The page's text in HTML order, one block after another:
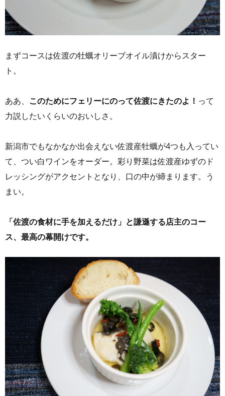
まずコースは佐渡の牡蠣オリーブオイル漬けからスター
ト。
ああ、 このためにフェリーにのって佐渡にきたのよ！ って
力説したいくらいのおいしさ。
​新潟市でもなかなか出会えない佐渡産牡蠣が4つも入ってい
て、つい白ワインをオーダー。彩り野菜は佐渡産ゆずのド
レッシングがアクセントとなり、口の中が締まります。う
まい。
「佐渡の食材に手を加えるだけ」と謙遜する店主のコー
ス、最高の幕開けです。